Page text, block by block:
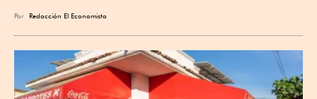
Por Redacción El Economista